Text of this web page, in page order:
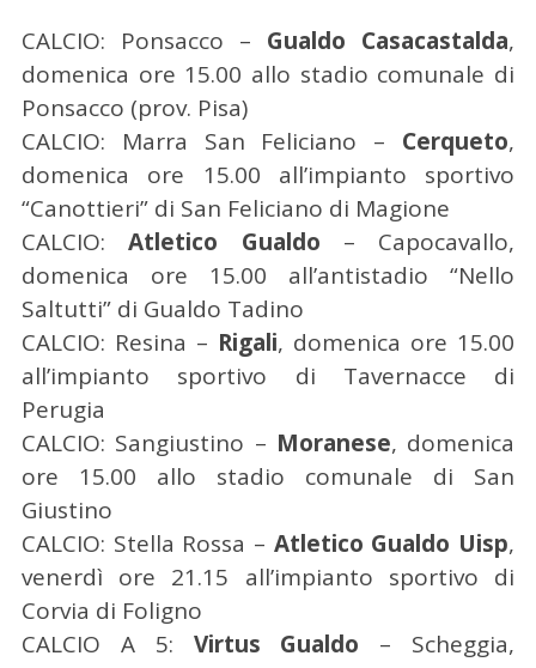
CALCIO: Ponsacco – Gualdo Casacastalda,
domenica ore 15.00 allo stadio comunale di
Ponsacco (prov. Pisa)
CALCIO: Marra San Feliciano – Cerqueto,
domenica ore 15.00 all’impianto sportivo
“Canottieri” di San Feliciano di Magione
CALCIO:Atletico Gualdo – Capocavallo,
domenica ore 15.00 all’antistadio “Nello
Saltutti” di Gualdo Tadino
CALCIO: Resina – Rigali, domenica ore 15.00
all’impianto sportivo di Tavernacce di
Perugia
CALCIO: Sangiustino – Moranese, domenica
ore 15.00 allo stadio comunale di San
Giustino
CALCIO: Stella Rossa – Atletico Gualdo Uisp,
venerdì ore 21.15 all’impianto sportivo di
Corvia di Foligno
CALCIO A 5: Virtus Gualdo – Scheggia,
e
r